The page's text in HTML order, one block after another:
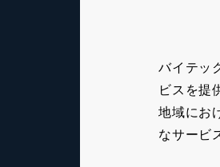
バイテッ
ビスを提
地域にお
なサービ